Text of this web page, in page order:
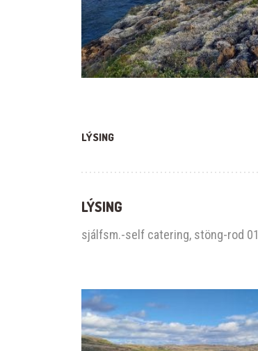
LÝSING
LÝSING
sjálfsm.-self catering, stöng-rod 01